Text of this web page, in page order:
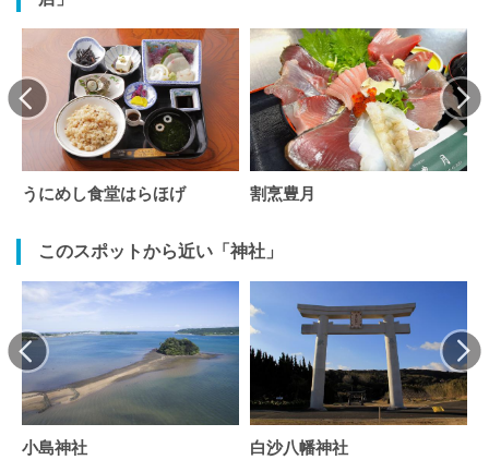
うにめし食堂はらほげ 割烹豊月
このスポットから近い「神社」
小島神社 白沙八幡神社